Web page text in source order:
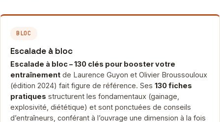
BLOC
Escalade à bloc
Escalade à bloc – 130 clés pour booster votre
entraînement de Laurence Guyon et Olivier Broussouloux
(édition 2024) fait figure de référence. Ses 130 fiches
pratiques structurent les fondamentaux (gainage,
explosivité, diététique) et sont ponctuées de conseils
d’entraîneurs, conférant à l’ouvrage une dimension à la fois